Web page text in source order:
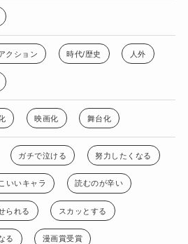
クション 時代/歴史 人外
映画化 舞台化
ガチで泣ける 努力したくなる
いいキャラ 読むのが辛い
られる スカッとする
る 漫画賞受賞